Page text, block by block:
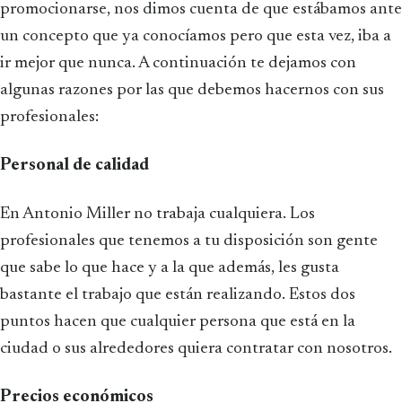
promocionarse, nos dimos cuenta de que estábamos ante
un concepto que ya conocíamos pero que esta vez, iba a
ir mejor que nunca. A continuación te dejamos con
algunas razones por las que debemos hacernos con sus
profesionales:
Personal de calidad
En Antonio Miller no trabaja cualquiera. Los
profesionales que tenemos a tu disposición son gente
que sabe lo que hace y a la que además, les gusta
bastante el trabajo que están realizando. Estos dos
puntos hacen que cualquier persona que está en la
ciudad o sus alrededores quiera contratar con nosotros.
Precios económicos